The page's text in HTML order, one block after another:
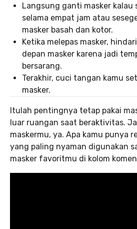
Langsung ganti masker kalau
selama empat jam atau
masker basah dan kotor.
Ketika melepas masker,
depan masker karena jadi
bersarang.
Terakhir, cuci tangan kamu
masker.
Itulah pentingnya tetap pakai
luar ruangan saat beraktivitas.
maskermu, ya. Apa kamu punya
yang paling nyaman digunakan
masker favoritmu di kolom